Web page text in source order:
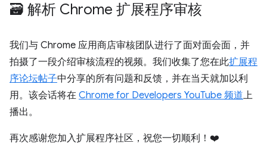
🗃️ 解析 Chrome 扩展程序审核
我们与 Chrome 应用商店审核团队进行了面对面会面，并
拍摄了一段介绍审核流程的视频。我们收集了您在此扩展程
序论坛帖子中分享的所有问题和反馈，并在当天就加以利
用。该会话将在 Chrome for Developers YouTube 频道上
播出。
再次感谢您加入扩展程序社区，祝您一切顺利！❤️